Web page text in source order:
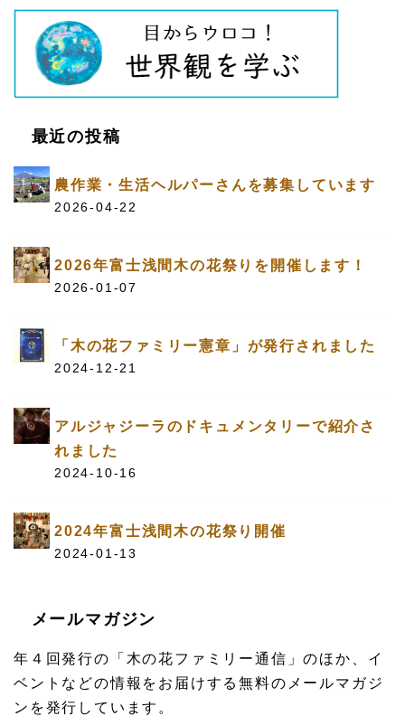
最近の投稿
農作業・生活ヘルパーさんを募集しています
2026-04-22
2026年富士浅間木の花祭りを開催します！
2026-01-07
「木の花ファミリー憲章」が発行されました
2024-12-21
アルジャジーラのドキュメンタリーで紹介さ
れました
2024-10-16
2024年富士浅間木の花祭り開催
2024-01-13
メールマガジン
年４回発行の「木の花ファミリー通信」のほか、イ
ベントなどの情報をお届けする無料のメールマガジ
ンを発行しています。